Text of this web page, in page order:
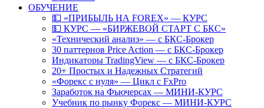
ОБУЧЕНИЕ
💵 «ПРИБЫЛЬ НА FOREX» — КУРС
💵 КУРС — «БИРЖЕВОЙ СТАРТ С БКС»
«Технический анализ» — с БКС-Брокер
30 паттернов Price Action — с БКС-Брокер
Индикаторы TradingView — с БКС-Брокер
20+ Простых и Надежных Стратегий
«Форекс с нуля» — Цикл с FxPro
Заработок на Фьючерсах — МИНИ-КУРС
Учебник по рынку Форекс — МИНИ-КУРС